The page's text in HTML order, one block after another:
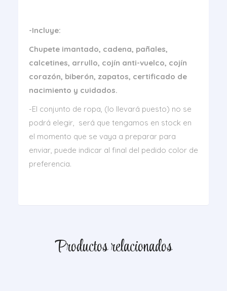
-Incluye:
Chupete imantado, cadena, pañales,
calcetines, arrullo, cojín anti-vuelco, cojín
corazón, biberón, zapatos, certificado de
nacimiento y cuidados.
-El conjunto de ropa, (lo llevará puesto) no se
podrá elegir, será que tengamos en stock en
el momento que se vaya a preparar para
enviar, puede indicar al final del pedido color de
preferencia.
Productos relacionados